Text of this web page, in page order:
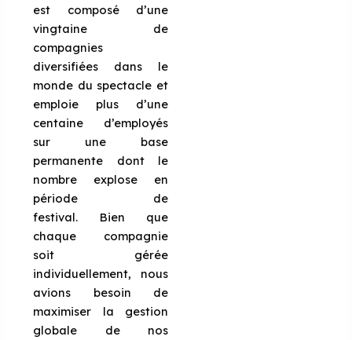
est composé d’une
vingtaine de
compagnies
diversifiées dans le
monde du spectacle et
emploie plus d’une
centaine d’employés
sur une base
permanente dont le
nombre explose en
période de
festival. Bien que
chaque compagnie
soit gérée
individuellement, nous
avions besoin de
maximiser la gestion
globale de nos